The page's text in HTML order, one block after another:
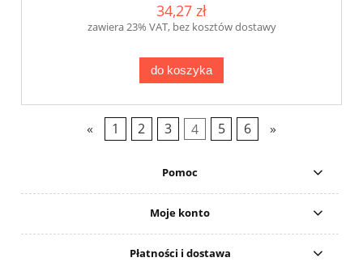
34,27 zł
zawiera 23% VAT, bez kosztów dostawy
do koszyka
« 1 2 3 4 5 6 »
Pomoc
Moje konto
Płatności i dostawa